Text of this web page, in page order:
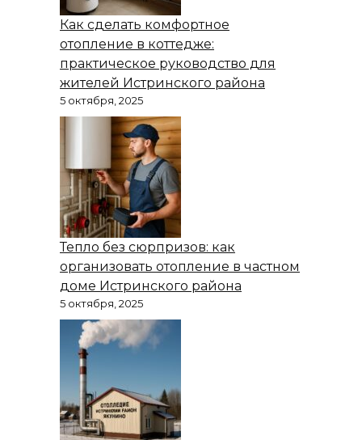
Как сделать комфортное
отопление в коттедже:
практическое руководство для
жителей Истринского района
5 октября, 2025
Тепло без сюрпризов: как
организовать отопление в частном
доме Истринского района
5 октября, 2025